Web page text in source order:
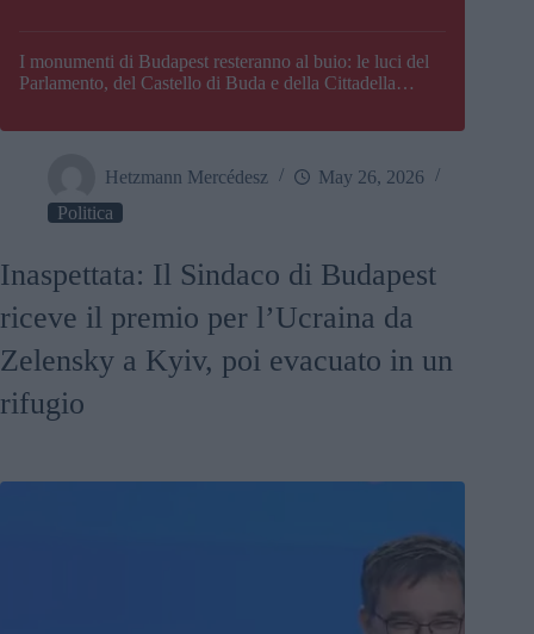
I monumenti di Budapest resteranno al buio: le luci del
Parlamento, del Castello di Buda e della Cittadella
Hetzmann Mercédesz
May 26, 2026
Politica
Inaspettata: Il Sindaco di Budapest
riceve il premio per l’Ucraina da
Zelensky a Kyiv, poi evacuato in un
rifugio